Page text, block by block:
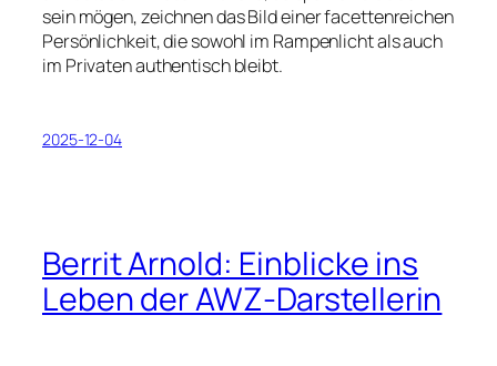
sein mögen, zeichnen das Bild einer facettenreichen
Persönlichkeit, die sowohl im Rampenlicht als auch
im Privaten authentisch bleibt.
2025-12-04
Berrit Arnold: Einblicke ins
Leben der AWZ-Darstellerin